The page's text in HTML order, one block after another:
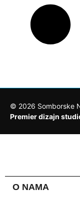
© 2026 Somborske
Premier dizajn
O NAMA